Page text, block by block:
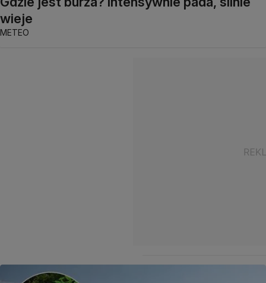
wieje
METEO